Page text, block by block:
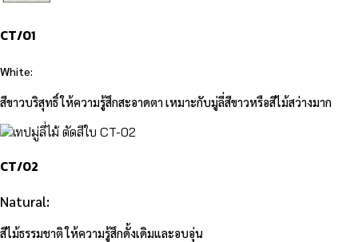
CT/01
White:
สีขาวบริสุทธิ์ ให้ความรู้สึกสะอาดตา เหมาะกับมู่ลี่สีขาวหรือสีไม้สว่างมาก
CT/02
Natural:
สีไม้ธรรมชาติ ให้ความรู้สึกดั้งเดิมและอบอุ่น